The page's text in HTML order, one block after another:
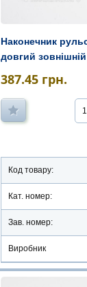
Наконечник
довгий
387.45 грн.
1
Код товару:
Кат. номер:
Зав. номер:
Виробник